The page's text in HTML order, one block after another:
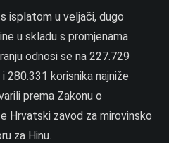
isplatom u veljači, dugo
u skladu s promjenama
odnosi se na 227.729
280.331 korisnika najniže
prema Zakonu o
Hrvatski zavod za mirovinsko
za Hinu.